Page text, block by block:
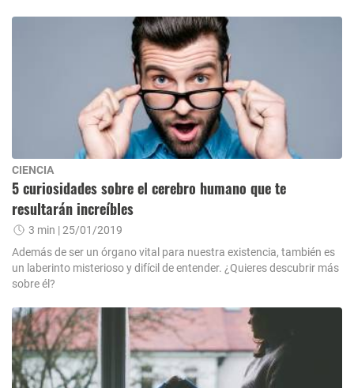
CIENCIA
5 curiosidades sobre el cerebro humano que te
resultarán increíbles
3 min | 25/01/2019
Además de ser un órgano vital para nuestra existencia, también es
un laberinto misterioso y difícil de entender. ¿Quieres descubrir más
sobre él?